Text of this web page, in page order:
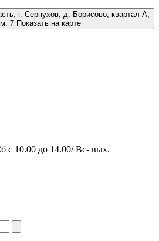
А,
7 Показать на карте
с 10.00 до 14.00/ Вс- вых.